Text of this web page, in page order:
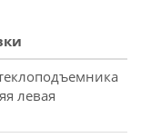
левая